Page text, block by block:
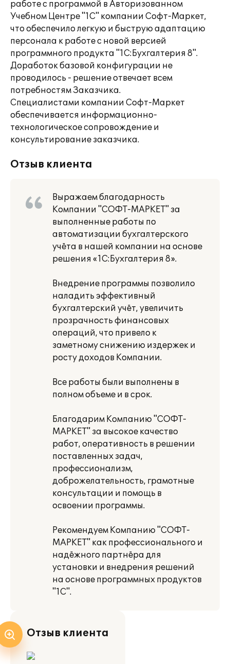
работе с программой в Авторизованном
Учебном Центре "1С" компании Софт-Маркет,
что обеспечило легкую и быструю адаптацию
персонала к работе с новой версией
программного продукта "1С:Бухгалтерия 8".
Доработок базовой конфигурации не
проводилось - решение отвечает всем
потребностям Заказчика.
Специалистами компании Софт-Маркет
обеспечивается информационно-
технологическое сопровождение и
консультирование заказчика.
Отзыв клиента
Выражаем благодарность
Компании "СОФТ-МАРКЕТ" за
выполненные работы по
автоматизации бухгалтерского
учёта в нашей компании на основе
решения «1С:Бухгалтерия 8».
Внедрение программы позволило
наладить эффективный
бухгалтерский учёт, увеличить
прозрачность финансовых
операций, что привело к
заметному снижению издержек и
росту доходов Компании.
Все работы были выполнены в
полном объеме и в срок.
Благодарим Компанию "СОФТ-
МАРКЕТ" за высокое качество
работ, оперативность в решении
поставленных задач,
профессионализм,
доброжелательность, грамотные
консультации и помощь в
освоении программы.
Рекомендуем Компанию "СОФТ-
МАРКЕТ" как профессионального и
надёжного партнёра для
установки и внедрения решений
на основе программных продуктов
"1С".
Отзыв клиента